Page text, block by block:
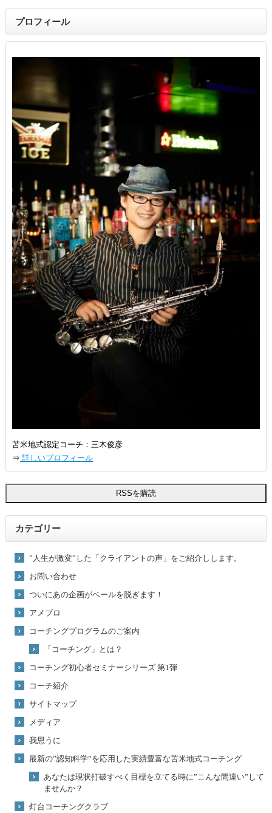
プロフィール
苫米地式認定コーチ：三木俊彦
⇒ 詳しいプロフィール
カテゴリー
”人生が激変”した「クライアントの声」をご紹介しします。
お問い合わせ
ついにあの企画がベールを脱ぎます！
アメブロ
コーチングプログラムのご案内
「コーチング」とは？
コーチング初心者セミナーシリーズ 第1弾
コーチ紹介
サイトマップ
メディア
我思うに
最新の”認知科学”を応用した実績豊富な苫米地式コーチング
あなたは現状打破すべく目標を立てる時に”こんな間違い”して
ませんか？
灯台コーチングクラブ